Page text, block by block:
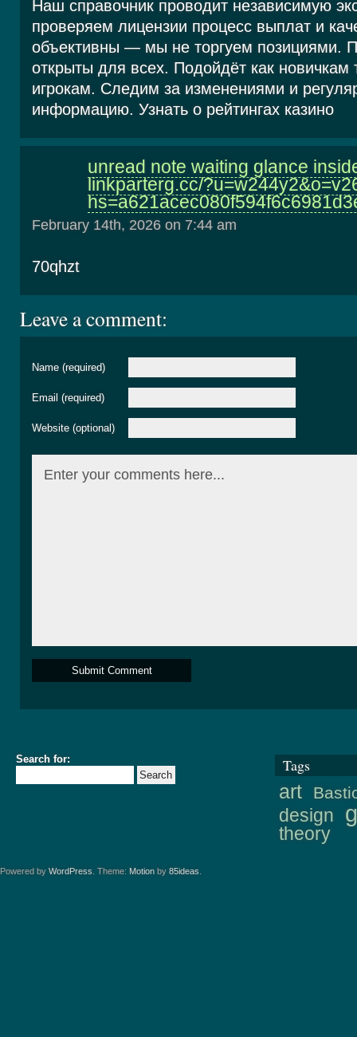
Наш справочник проводит независимую
проверяем лицензии процесс выплат и
объективны — мы не торгуем позициями.
открыты для всех. Подойдёт как новичкам
игрокам. Следим за изменениями и
информацию. Узнать о рейтингах казино
unread note waiting glance
linkparterg.cc/
February 14th, 2026 on 7:44 am
70qhzt
Leave a comment:
Name (required)
Email (required)
Website (optional)
Search for: Tags
art
design
theory
Powered by WordPress . Theme: Motion by 85ideas